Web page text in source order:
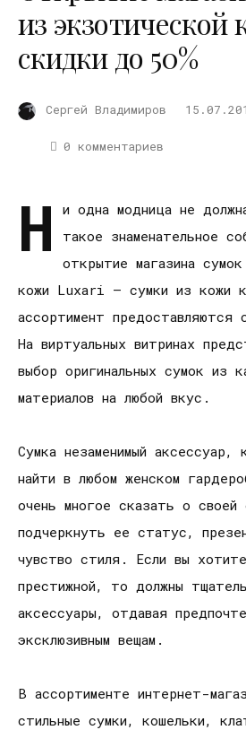
из экзотической
скидки до 50%
Сергей Владимиров
0 комментариев
Н
и одна модница не
такое знаменательное
открытие магазина
кожи Luxari – сумки из кожи
ассортимент
На виртуальных витринах
выбор оригинальных сумок из
материалов на любой вкус.
Сумка незаменимый аксессуар,
найти в любом женском
очень многое сказать о своей
подчеркнуть ее статус,
чувство стиля. Если вы
престижной, то должны
аксессуары, отдавая
эксклюзивным вещам.
В ассортименте интернет-
стильные сумки, кошельки,